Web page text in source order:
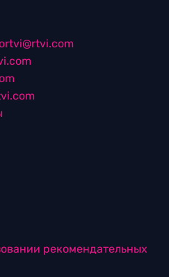
рекомендательных